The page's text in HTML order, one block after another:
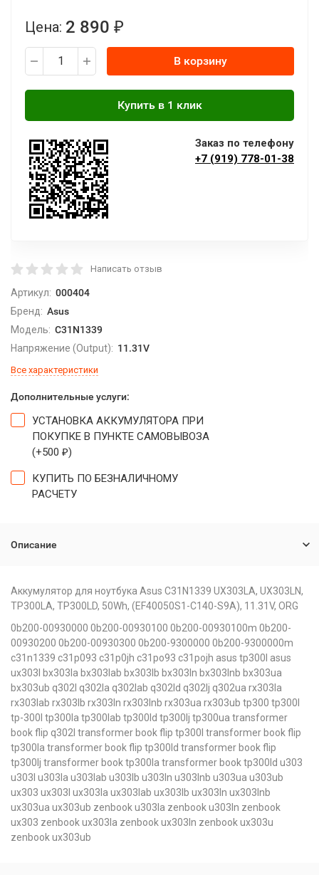
Цена: 2 890 ₽
В корзину
Заказ по телефону
+7 (919) 778-01-38
Написать отзыв
Артикул: 000404
Бренд: Asus
Модель: C31N1339
Напряжение (Output): 11.31V
Все характеристики
Дополнительные услуги:
УСТАНОВКА АККУМУЛЯТОРА ПРИ
ПОКУПКЕ В ПУНКТЕ САМОВЫВОЗА
(+500 ₽)
КУПИТЬ ПО БЕЗНАЛИЧНОМУ
РАСЧЕТУ
Описание
Аккумулятор для ноутбука Asus C31N1339 UX303LA, UX303LN,
TP300LA, TP300LD, 50Wh, (EF40050S1-C140-S9A), 11.31V, ORG
0b200-00930000 0b200-00930100 0b200-00930100m 0b200-
00930200 0b200-00930300 0b200-9300000 0b200-9300000m
c31n1339 c31p093 c31p0jh c31po93 c31pojh asus tp300l asus
ux303l bx303la bx303lab bx303lb bx303ln bx303lnb bx303ua
bx303ub q302l q302la q302lab q302ld q302lj q302ua rx303la
rx303lab rx303lb rx303ln rx303lnb rx303ua rx303ub tp300 tp300l
tp-300l tp300la tp300lab tp300ld tp300lj tp300ua transformer
book flip q302l transformer book flip tp300l transformer book flip
tp300la transformer book flip tp300ld transformer book flip
tp300lj transformer book tp300la transformer book tp300ld u303
u303l u303la u303lab u303lb u303ln u303lnb u303ua u303ub
ux303 ux303l ux303la ux303lab ux303lb ux303ln ux303lnb
ux303ua ux303ub zenbook u303la zenbook u303ln zenbook
ux303 zenbook ux303la zenbook ux303ln zenbook ux303u
zenbook ux303ub